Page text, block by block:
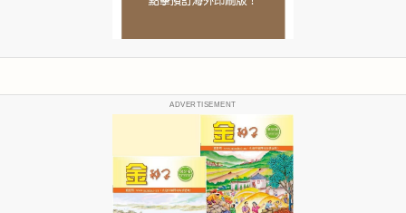
ADVERTISEMENT